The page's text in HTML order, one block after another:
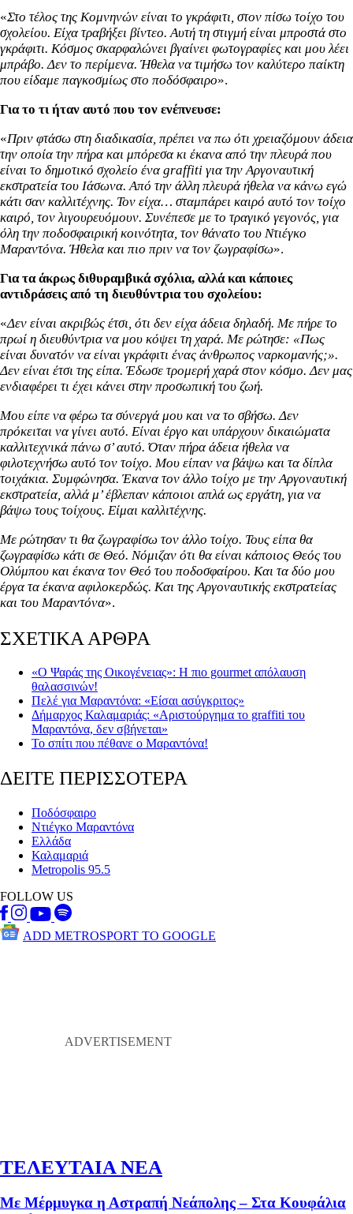
«Στο τέλος της Κομνηνών είναι το γκράφιτι, στον πίσω τοίχο του
σχολείου. Είχα τραβήξει βίντεο. Αυτή τη στιγμή είναι μπροστά στο
γκράφιτι. Κόσμος σκαρφαλώνει βγαίνει φωτογραφίες και μου λέει
μπράβο. Δεν το περίμενα. Ήθελα να τιμήσω τον καλύτερο παίκτη
που είδαμε παγκοσμίως στο ποδόσφαιρο».
Για το τι ήταν αυτό που τον ενέπνευσε:
«Πριν φτάσω στη διαδικασία, πρέπει να πω ότι χρειαζόμουν άδεια
την οποία την πήρα και μπόρεσα κι έκανα από την πλευρά που
είναι το δημοτικό σχολείο ένα graffiti για την Αργοναυτική
εκστρατεία του Ιάσωνα. Από την άλλη πλευρά ήθελα να κάνω εγώ
κάτι σαν καλλιτέχνης. Τον είχα… σταμπάρει καιρό αυτό τον τοίχο
καιρό, τον λιγουρευόμουν. Συνέπεσε με το τραγικό γεγονός, για
όλη την ποδοσφαιρική κοινότητα, τον θάνατο του Ντιέγκο
Μαραντόνα. Ήθελα και πιο πριν να τον ζωγραφίσω».
Για τα άκρως διθυραμβικά σχόλια, αλλά και κάποιες
αντιδράσεις από τη διευθύντρια του σχολείου:
«Δεν είναι ακριβώς έτσι, ότι δεν είχα άδεια δηλαδή. Με πήρε το
πρωί η διευθύντρια να μου κόψει τη χαρά. Με ρώτησε: «Πως
είναι δυνατόν να είναι γκράφιτι ένας άνθρωπος ναρκομανής;».
Δεν είναι έτσι της είπα. Έδωσε τρομερή χαρά στον κόσμο. Δεν μας
ενδιαφέρει τι έχει κάνει στην προσωπική του ζωή.
Μου είπε να φέρω τα σύνεργά μου και να το σβήσω. Δεν
πρόκειται να γίνει αυτό. Είναι έργο και υπάρχουν δικαιώματα
καλλιτεχνικά πάνω σ’ αυτό. Όταν πήρα άδεια ήθελα να
φιλοτεχνήσω αυτό τον τοίχο. Μου είπαν να βάψω και τα δίπλα
τοιχάκια. Συμφώνησα. Έκανα τον άλλο τοίχο με την Αργοναυτική
εκστρατεία, αλλά μ’ έβλεπαν κάποιοι απλά ως εργάτη, για να
βάψω τους τοίχους. Είμαι καλλιτέχνης.
Με ρώτησαν τι θα ζωγραφίσω τον άλλο τοίχο. Τους είπα θα
ζωγραφίσω κάτι σε Θεό. Νόμιζαν ότι θα είναι κάποιος Θεός του
Ολύμπου και έκανα τον Θεό του ποδοσφαίρου. Και τα δύο μου
έργα τα έκανα αφιλοκερδώς. Και της Αργοναυτικής εκστρατείας
και του Μαραντόνα».
ΣΧΕΤΙΚΑ ΑΡΘΡΑ
«Ο Ψαράς της Οικογένειας»: Η πιο gourmet απόλαυση
θαλασσινών!
Πελέ για Μαραντόνα: «Είσαι ασύγκριτος»
Δήμαρχος Καλαμαριάς: «Αριστούργημα το graffiti του
Μαραντόνα, δεν σβήνεται»
Το σπίτι που πέθανε ο Μαραντόνα!
ΔΕΙΤΕ ΠΕΡΙΣΣΟΤΕΡΑ
Ποδόσφαιρο
Ντιέγκο Μαραντόνα
Ελλάδα
Καλαμαριά
Metropolis 95.5
FOLLOW US
ADD METROSPORT TO GOOGLE
ΤΕΛΕΥΤΑΙΑ ΝΕΑ
Με Μέρμυγκα η Αστραπή Νεάπολης – Στα Κουφάλια